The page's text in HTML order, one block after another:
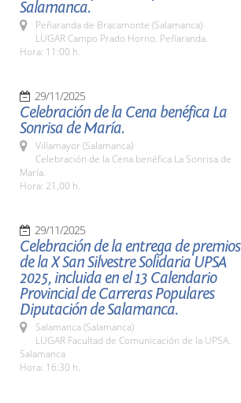
Salamanca.
Peñaranda de Bracamonte (Salamanca)
LUGAR Campo Prado Horno. Peñaranda.
Hora: 11:00 h.
29/11/2025
Celebración de la Cena benéfica La
Sonrisa de María.
Villamayor (Salamanca)
Celebración de la Cena benéfica La Sonrisa de
María.
Hora: 21,00 h.
29/11/2025
Celebración de la entrega de premios
de la X San Silvestre Solidaria UPSA
2025, incluida en el 13 Calendario
Provincial de Carreras Populares
Diputación de Salamanca.
Salamanca (Salamanca)
LUGAR Facultad de Comunicación de la UPSA.
Salamanca
Hora: 16:30 h.